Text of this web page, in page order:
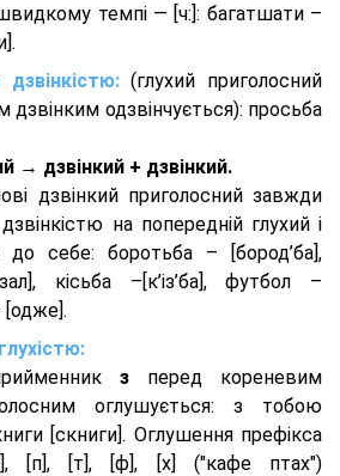
темпі — [ч:]: багатшати –
(глухий приголосний
дзвінким одзвінчується): просьба
→ дзвінкий + дзвінкий.
дзвінкий приголосний завжди
на попередній глухий і
до себе: боротьба – [бород’ба],
кісьба –[к’із’ба], футбол –
[одже].
з перед кореневим
оглушується: з тобою
[скниги]. Оглушення префікса
[п], [т], [ф], [х] ("кафе птах")